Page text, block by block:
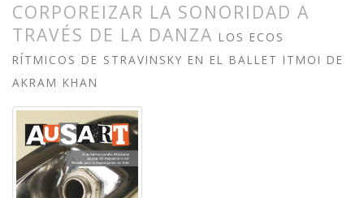
CORPOREIZAR LA SONORIDAD A
TRAVÉS DE LA DANZA LOS ECOS
RÍTMICOS DE STRAVINSKY EN EL BALLET ITMOI DE
AKRAM KHAN